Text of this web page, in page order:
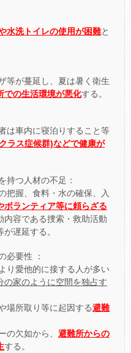
水洗トイレの使用が困難と
等が蔓延し、夏は暑く衛生
での生活環境が悪化する。
は車内に寝泊りすること等
ラス症候群)などで健康が
つ人材の不足：
把握、食料・水の確保、入
ボランティア等に頼らざる
内容である捜索・救助活動
遅延する。
必要性 ：
り愛他的に接する人が多い
の家のように空間を独占す
場所取り等に起因する避難
の欠如から、 避難所からの
する。